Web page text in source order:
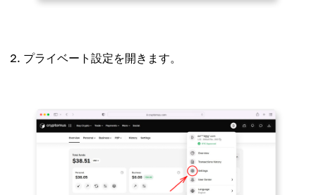
プライベート設定を開きます。